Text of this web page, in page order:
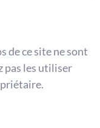
de ce site ne sont
pas les utiliser